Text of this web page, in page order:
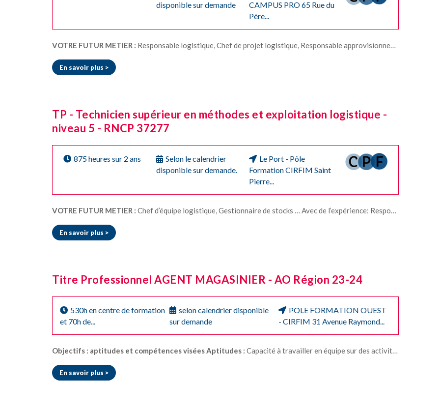
disponible sur demande
CAMPUS PRO 65 Rue du
Père...
VOTRE FUTUR METIER : Responsable logistique, Chef de projet logistique, Responsable approvisionnement, Responsable transport, Responsable entrepôt, Responsable d’unité de production, Responsable de planification, Responsable d’ordonnancement, Responsable d’expédition, Responsable de stocks, Responsable des achats.
En savoir plus >
TP - Technicien supérieur en méthodes et exploitation logistique -
niveau 5 - RNCP 37277
875 heures sur 2 ans
Selon le calendrier
disponible sur demande.
Le Port - Pôle
Formation CIRFIM Saint
Pierre...
VOTRE FUTUR METIER : Chef d’équipe logistique, Gestionnaire de stocks … Avec de l’expérience: Responsable: de service réceptions , de service préparation des commandes , de service expéditions , de dépôt ou d'entrepôt , ou de plateforme logistique…
En savoir plus >
Titre Professionnel AGENT MAGASINIER - AO Région 23-24
530h en centre de formation
et 70h de...
selon calendrier disponible
sur demande
POLE FORMATION OUEST
- CIRFIM 31 Avenue Raymond...
Objectifs : aptitudes et compétences viséesAptitudes : Capacité à travailler en équipe sur des activités manuelles Capacités organisationnelles et relationnelles
En savoir plus >